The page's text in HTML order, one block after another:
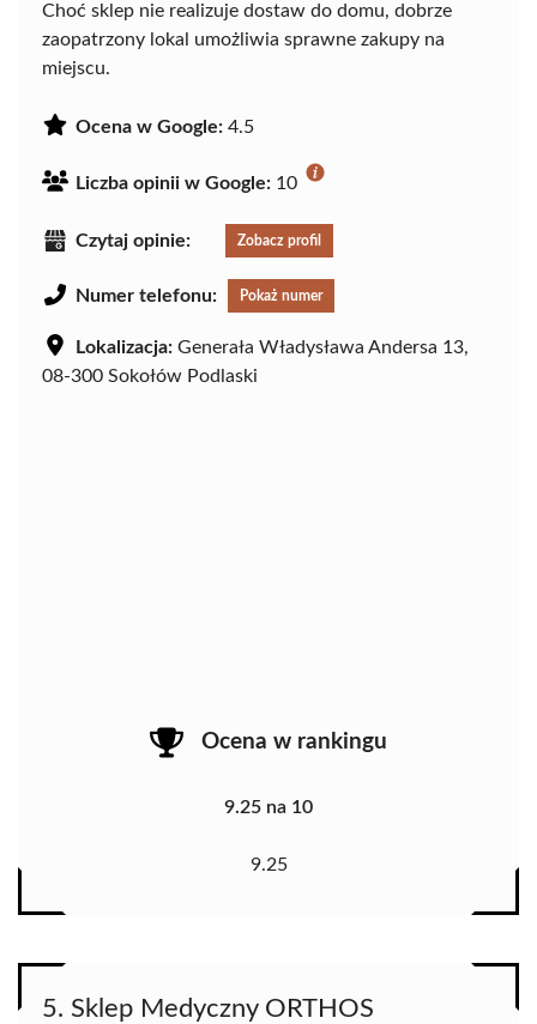
Choć sklep nie realizuje dostaw do domu, dobrze
zaopatrzony lokal umożliwia sprawne zakupy na
miejscu.
Ocena w Google: 4.5
Liczba opinii w Google: 10
Czytaj opinie: Zobacz profil
Numer telefonu: Pokaż numer
Lokalizacja: Generała Władysława Andersa 13,
08-300 Sokołów Podlaski
Ocena w rankingu
9.25 na 10
9.25
5. Sklep Medyczny ORTHOS